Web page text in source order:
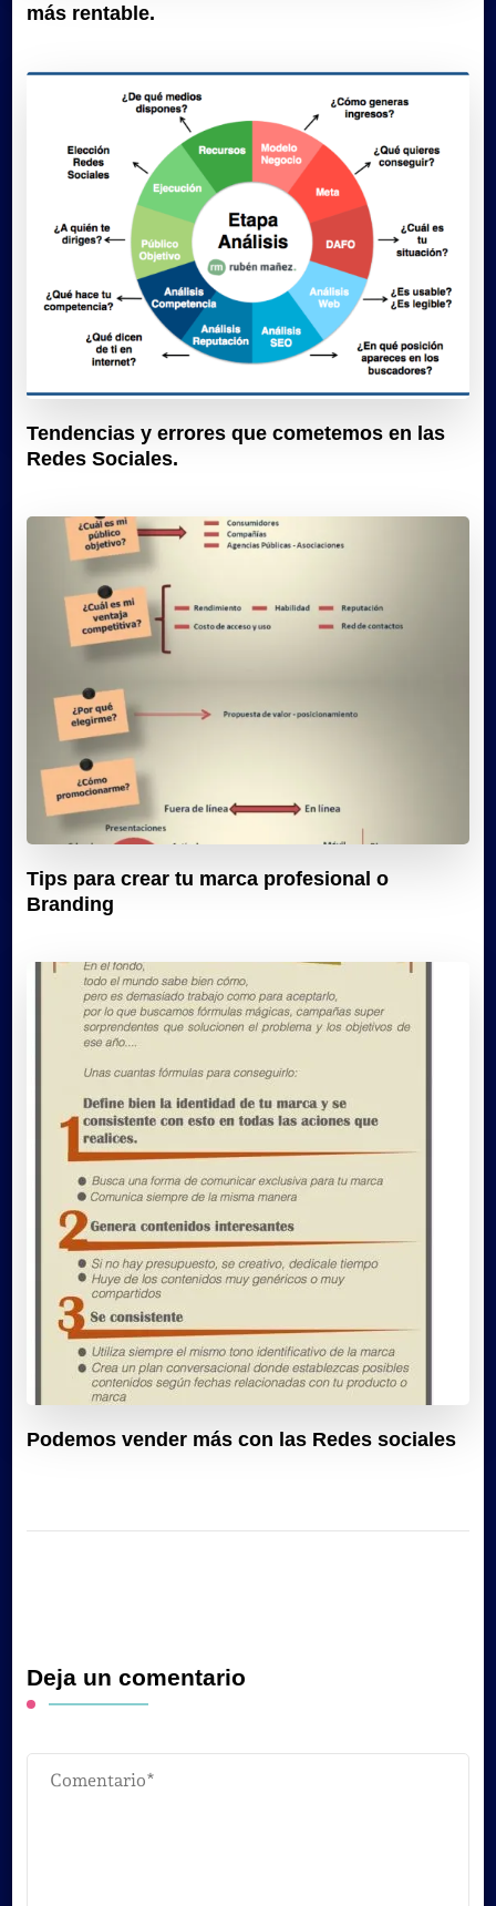
más rentable.
Tendencias y errores que cometemos en las
Redes Sociales.
Tips para crear tu marca profesional o
Branding
Podemos vender más con las Redes sociales
Deja un comentario